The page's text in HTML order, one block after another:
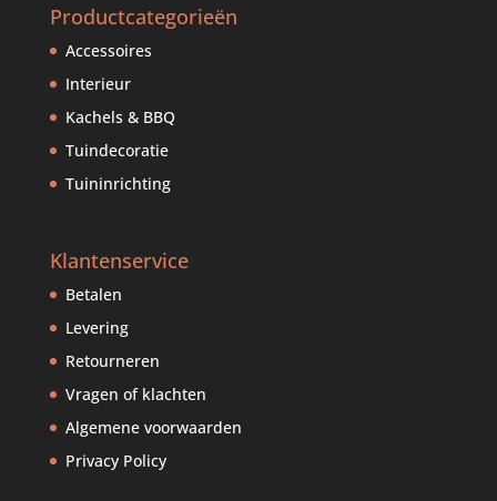
Productcategorieën
Accessoires
Interieur
Kachels & BBQ
Tuindecoratie
Tuininrichting
Klantenservice
Betalen
Levering
Retourneren
Vragen of klachten
Algemene voorwaarden
Privacy Policy